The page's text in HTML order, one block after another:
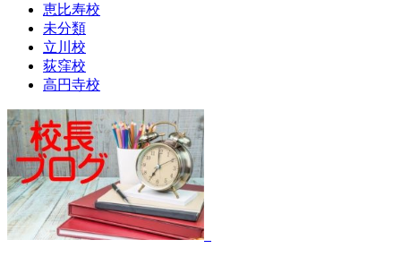
恵比寿校
未分類
立川校
荻窪校
高円寺校